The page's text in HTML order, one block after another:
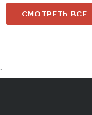
СМОТРЕТЬ ВСЕ
`